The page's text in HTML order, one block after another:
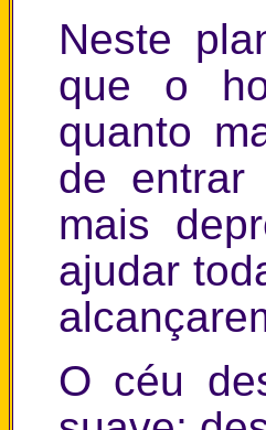
Neste
que o
quanto
de entrar
mais
ajudar
O céu